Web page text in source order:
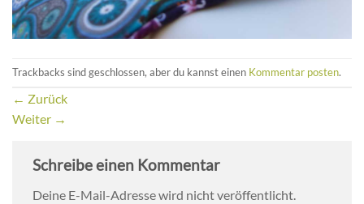
Trackbacks sind geschlossen, aber du kannst einen Kommentar posten.
← Zurück
Weiter →
Schreibe einen Kommentar
Deine E-Mail-Adresse wird nicht veröffentlicht.